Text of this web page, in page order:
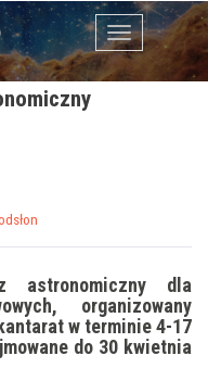
Menu
astronomiczny dla
organizowany
w terminie 4-17
do 30 kwietnia